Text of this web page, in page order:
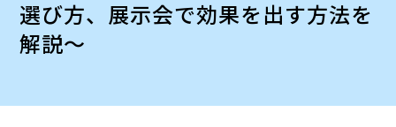
選び方、展示会で効果を出す方法を
解説～